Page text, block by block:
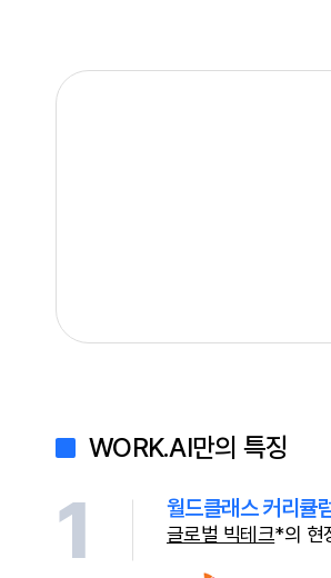
WORK.AI만의 특징
1 월드클래스 커리큘
글로벌 빅테크*의 현